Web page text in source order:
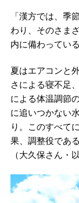
「漢方では、季
わり、そのさま
内に備わってい
夏はエアコンと
さによる寝不足
による体温調節
に追いつかない
り。このすべて
果、調整役であ
（大久保さん・